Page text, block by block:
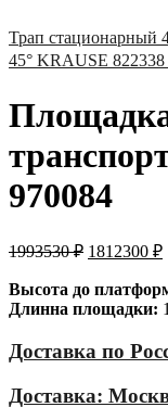
Трап стационарный
45° KRAUSE 822338
970084
1993530₽ 1812300 ₽
Высота до
Длинна площадки:
Доставка по
Доставка: